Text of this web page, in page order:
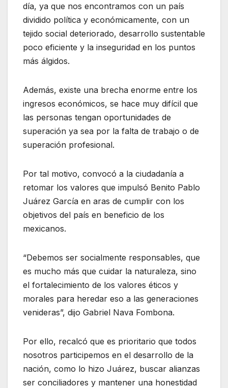
día, ya que nos encontramos con un país
dividido política y económicamente, con un
tejido social deteriorado, desarrollo sustentable
poco eficiente y la inseguridad en los puntos
más álgidos.
Además, existe una brecha enorme entre los
ingresos económicos, se hace muy difícil que
las personas tengan oportunidades de
superación ya sea por la falta de trabajo o de
superación profesional.
Por tal motivo, convocó a la ciudadanía a
retomar los valores que impulsó Benito Pablo
Juárez García en aras de cumplir con los
objetivos del país en beneficio de los
mexicanos.
“Debemos ser socialmente responsables, que
es mucho más que cuidar la naturaleza, sino
el fortalecimiento de los valores éticos y
morales para heredar eso a las generaciones
venideras”, dijo Gabriel Nava Fombona.
Por ello, recalcó que es prioritario que todos
nosotros participemos en el desarrollo de la
nación, como lo hizo Juárez, buscar alianzas
ser conciliadores y mantener una honestidad